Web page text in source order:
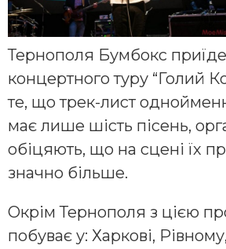
Тернополя Бумбокс
концертного туру “Голий
те, що трек-лист
має лише шість пісень,
обіцяють, що на сцені їх
значно більше.
Окрім Тернополя з цією
побуває у: Харкові,